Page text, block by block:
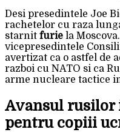
Desi presedintele Joe
rachetelor cu raza
starnit furie la
vicepresedintele
avertizat ca o astfel de
razboi cu NATO si ca
arme nucleare tactice
Avansul rusilor
pentru copiii